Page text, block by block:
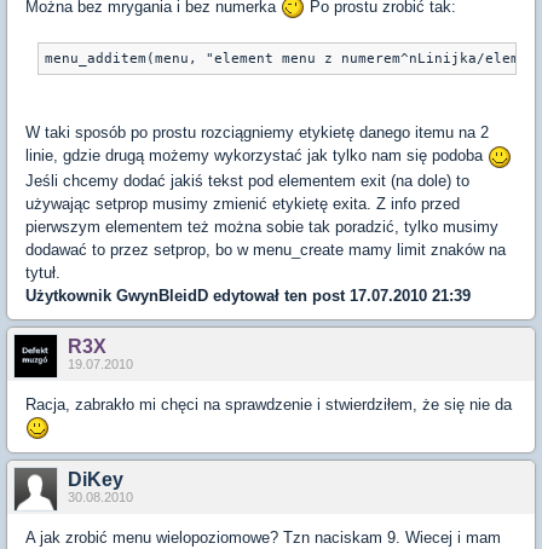
Można bez mrygania i bez numerka Po prostu zrobić tak:
W taki sposób po prostu rozciągniemy etykietę danego itemu na 2
linie, gdzie drugą możemy wykorzystać jak tylko nam się podoba
Jeśli chcemy dodać jakiś tekst pod elementem exit (na dole) to
używając setprop musimy zmienić etykietę exita. Z info przed
pierwszym elementem też można sobie tak poradzić, tylko musimy
dodawać to przez setprop, bo w menu_create mamy limit znaków na
tytuł.
Użytkownik GwynBleidD edytował ten post 17.07.2010 21:39
R3X
19.07.2010
Racja, zabrakło mi chęci na sprawdzenie i stwierdziłem, że się nie da
DiKey
30.08.2010
A jak zrobić menu wielopoziomowe? Tzn naciskam 9. Wiecej i mam